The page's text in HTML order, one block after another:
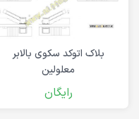
بلاک اتوکد سکوی بالابر
معلولین
رایگان